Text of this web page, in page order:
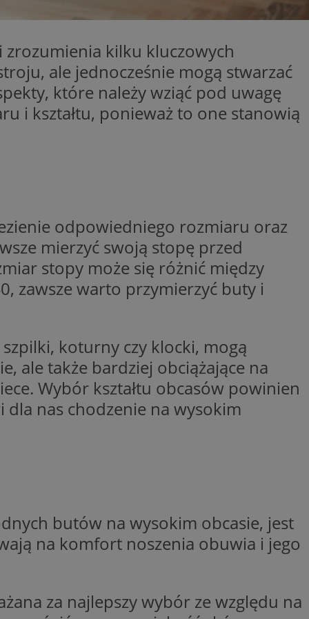
kilku kluczowych
ale jednocześnie mogą stwarzać
które należy wziąć pod uwagę
i kształtu, ponieważ to one stanowią
odpowiedniego rozmiaru oraz
mierzyć swoją stopę przed
stopy może się różnić między
zawsze warto przymierzyć buty i
koturny czy klocki, mogą
ale także bardziej obciążające na
Wybór kształtu obcasów powinien
nas chodzenie na wysokim
butów na wysokim obcasie, jest
na komfort noszenia obuwia i jego
za najlepszy wybór ze względu na
sesji.
przechowywania
do usług
czy użytkownik
lub reklamy.
gościa na
optymalizacji
usługę Cookie-
na pliki cookie.
Cookie-
internetowej.
o zgodzie
dotyczących
z witryny.
prywatności
przestrzeganie
użytkownik nie
preferencji,
do
na temat
ze stroną
on zazwyczaj
do
tym, w jaki
ze strony
które użytkownik
widzisz w
push do
jest używany do